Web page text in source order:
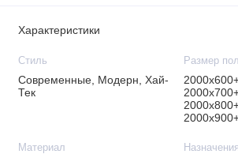
Характеристики
Стиль
Современные, Модерн, Хай-
Тек
Размер
Материал Назначения